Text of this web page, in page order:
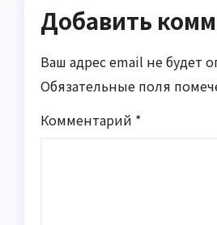
Добавить
Ваш адрес email не будет
Обязательные поля
Комментарий *